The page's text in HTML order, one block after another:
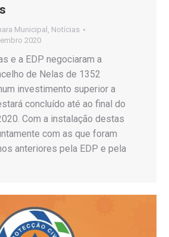
Municipal , Notícias
2020
e a EDP negociaram a
de Nelas de 1352
investimento superior a
concluído até ao final do
Com a instalação destas
com as que foram
anteriores pela EDP e pela